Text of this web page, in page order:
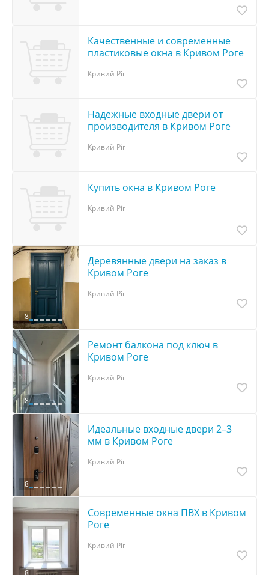
Качественные и современные
пластиковые окна в Кривом Роге
Кривий Ріг
Надежные входные двери от
производителя в Кривом Роге
Кривий Ріг
Купить окна в Кривом Роге
Кривий Ріг
8
Деревянные двери на заказ в
Кривом Роге
Кривий Ріг
8
Ремонт балкона под ключ в
Кривом Роге
Кривий Ріг
8
Идеальные входные двери 2–3
мм в Кривом Роге
Кривий Ріг
Современные окна ПВХ в Кривом
Роге
Кривий Ріг